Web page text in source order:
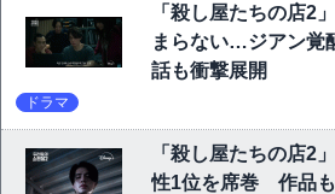
「殺し屋たちの店2
まらない…ジアン
話も衝撃展開
ドラマ
「殺し屋たちの店2
性1位を席巻 作品